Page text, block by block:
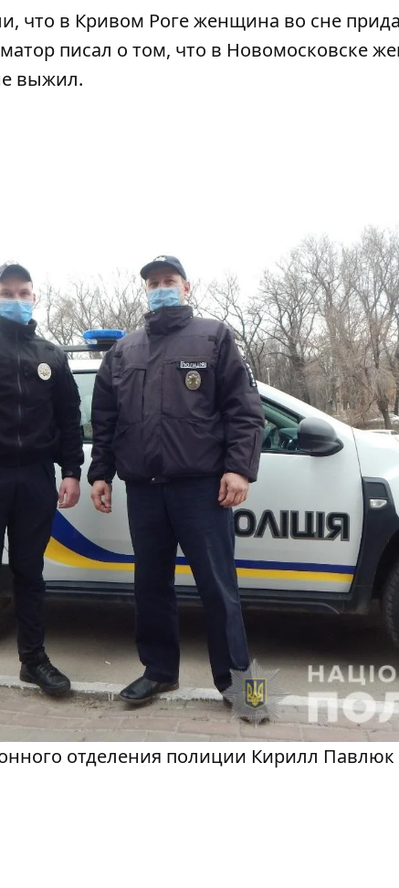
что в Кривом Роге женщина во сне
писал о том, что в Новомосковске
выжил.
отделения полиции Кирилл